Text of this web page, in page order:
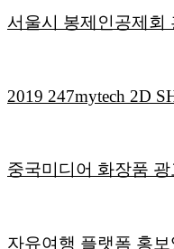
서울시 봉제인공제회
2019 247mytech 2D
중국미디어 화장품 광
자유여행 플랫폼 홍